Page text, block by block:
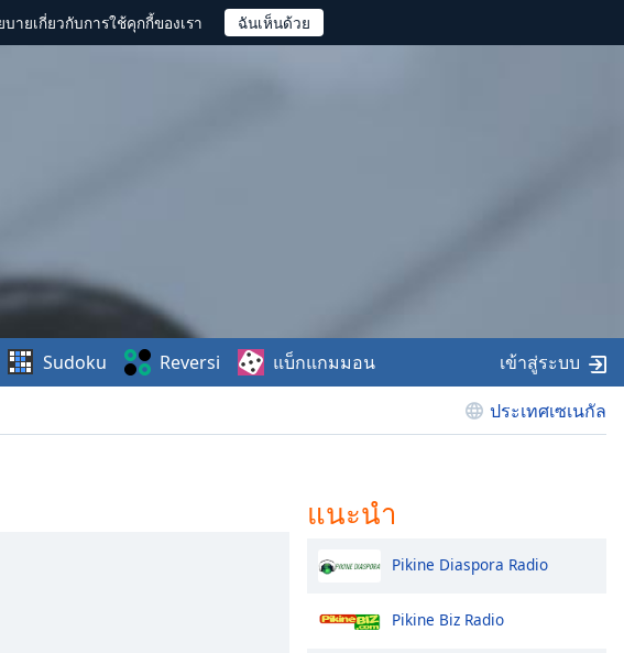
ยเกี่ยวกับการใช้คุกกี้ของเรา
ประเทศเซเนกัล
Sudoku Reversi แบ็กแกมมอน เข้าสู่ระบบ
แนะนำ
Pikine Diaspora Radio
Pikine Biz Radio